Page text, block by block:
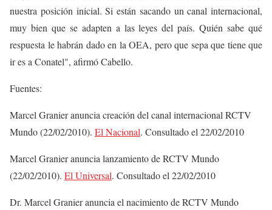
nuestra posición inicial. Si están sacando un canal internacional,
muy bien que se adapten a las leyes del país. Quién sabe qué
respuesta le habrán dado en la OEA, pero que sepa que tiene que
ir es a Conatel", afirmó Cabello.
Fuentes:
Marcel Granier anuncia creación del canal internacional RCTV
Mundo (22/02/2010). El Nacional. Consultado el 22/02/2010
Marcel Granier anuncia lanzamiento de RCTV Mundo
(22/02/2010). El Universal. Consultado el 22/02/2010
Dr. Marcel Granier anuncia el nacimiento de RCTV Mundo